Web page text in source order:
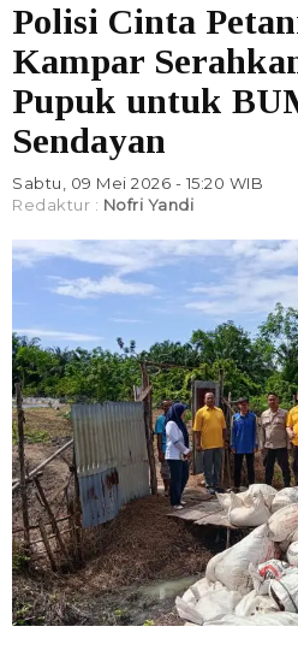
Polisi Cinta
Kampar
Pupuk untuk
Sendayan
Sabtu, 09 Mei 2026 - 15:20 WIB
Redaktur : Nofri Yandi